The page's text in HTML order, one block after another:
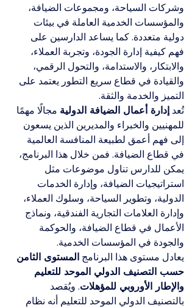
وشركات السياحة، ومجموعات الضيافة،
والمؤسسات الخدمية العاملة في بيئات
دولية متعددة. كما يساعد الدارسين على
فهم كيفية إدارة الجودة، وتجربة العملاء،
والابتكار، والاستدامة، والتحول الرقمي،
والقيادة في قطاع سريع التطور يعتمد على
التميز والخدمة والثقة.
تُعد إدارة أعمال الضيافة الدولية مجالًا مهمًا
للمهنيين والخبراء والمديرين الذين يسعون
إلى فهم أعمق لطبيعة المنافسة العالمية
في قطاع الضيافة. فمن خلال هذا البرنامج،
يمكن للدارس تناول موضوعات مثل
استراتيجيات الضيافة، وإدارة الخدمات
الدولية، وتطوير السياحة، وسلوك العملاء،
وإدارة العلامات التجارية الفندقية، ونماذج
الأعمال في قطاع الضيافة، والحوكمة
والجودة في المؤسسات الخدمية.
يعادل مستوى هذا البرنامج المستوى الثامن
حسب التصنيف الدولي الموحد للتعليم
والإطار الأوروبي للمؤهلات. ويُقصد
بالتصنيف الدولي الموحد للتعليم أنه نظام